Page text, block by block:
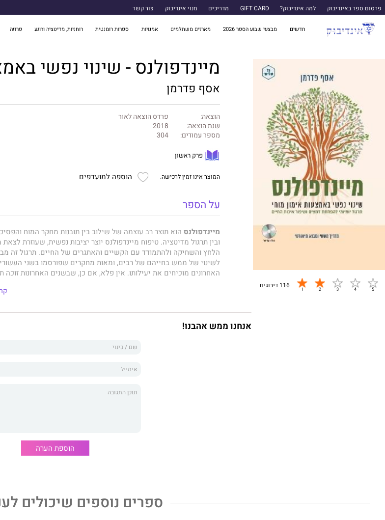
פרסום ספר באינדיבוק למה אינדיבוק? GIFT CARD מדריכים מנוי אינדיבוק צור קשר
חדשים מבצעי שבוע הספר 2026 מארזים משתלמים אמנויות ספרות רומנטית רוחניות, מדיטציה ורוגע פרוזה
116 דירוגים
מיינדפולנס - שינוי נפשי
אסף פדרמן
הוצאה:
פרדס הוצאה לאור
שנת הוצאה:
2018
מספר עמודים:
304
פרק ראשון
המוצר אינו זמין לרכישה. הוספה למועדפים
על הספר
מיינדפולנס הוא תוצר רב עוצמה של שילוב בין תובנות מחקר המוח
ובין תרגול מדיטציה. טיפוח מיינדפולנס יוצר יציבות נפשית, שעוזרת
הלחץ והשחיקה ולהתמודד עם הקשיים והאתגרים של החיים. תרגול זה
לשינוי של ממש בחייהם של רבים, ומאות מחקרים שפורסמו בשני
האחרונים מוכיחים את יעילותו. אין פלא, אם כן, שבשנים האחרונות זוכה
בלבו של ספר זה שמונה פרקים מעשיים עם הנחיות פשוטות לטיפוח
עוסקים בתיאוריה הפסיכולוגית והמוחית שעומדת בבסיס התרגול. הספר
מעשיים כגון מודעות בהליכה, מרחב נשימה ומודעות פתוחה.
שמתרגל מיינדפולנס או רוצה ללמוד כיצד לעשות זאת. בימינו, אלפי אנשים
משלבים תרגול מיינדפולנס בחייהם; זה הספר שחיכינו לו".
אנחנו ממש אהבנו!
הוספת הערה
ספרים נוספים שיכולים